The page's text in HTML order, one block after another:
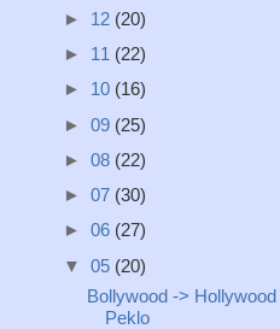
► 12 (20)
► 11 (22)
► 10 (16)
► 09 (25)
► 08 (22)
► 07 (30)
► 06 (27)
▼ 05 (20)
Bollywood -> Hollywood
Peklo